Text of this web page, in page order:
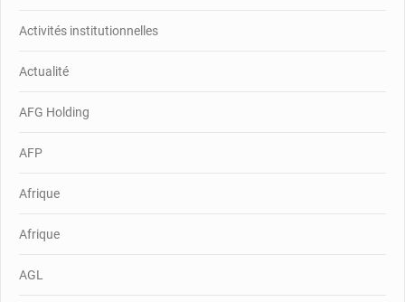
Activités institutionnelles
Actualité
AFG Holding
AFP
Afrique
Afrique
AGL